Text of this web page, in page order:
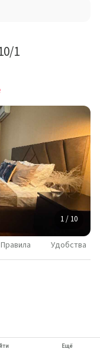
1
1 / 10
Правила Удобства
Ещё